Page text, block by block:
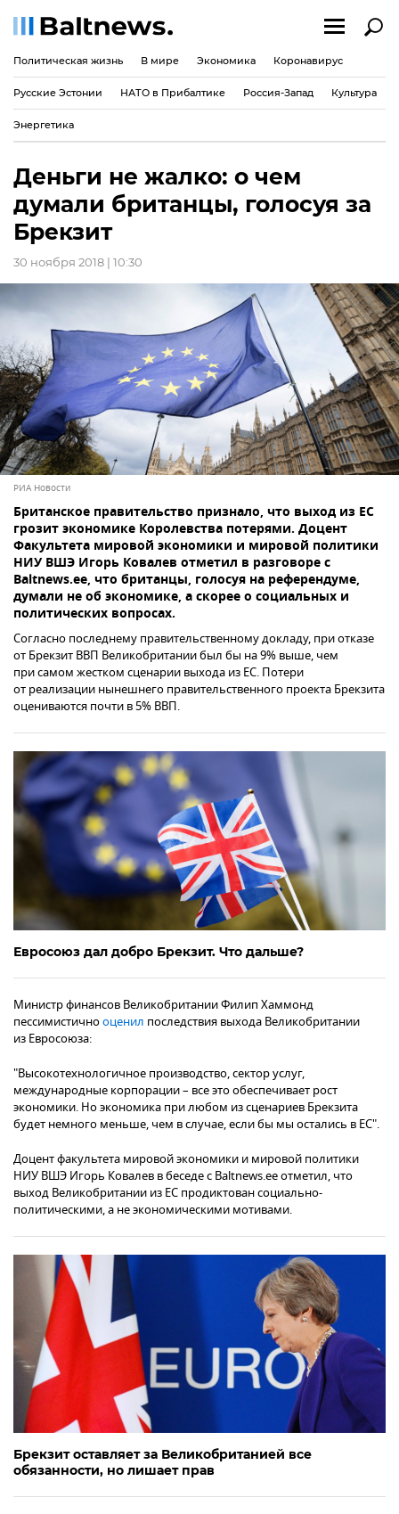
Политическая жизнь В мире Экономика Коронавирус
Русские Эстонии НАТО в Прибалтике Россия-Запад Культура
Энергетика
Деньги не жалко: о чем
думали британцы, голосуя за
Брекзит
30 ноября 2018 | 10:30
РИА Новости
Британское правительство признало, что выход из ЕС
грозит экономике Королевства потерями. Доцент
Факультета мировой экономики и мировой политики
НИУ ВШЭ Игорь Ковалев отметил в разговоре с
Baltnews.ee, что британцы, голосуя на референдуме,
думали не об экономике, а скорее о социальных и
политических вопросах.
Согласно последнему правительственному докладу, при отказе
от Брекзит ВВП Великобритании был бы на 9% выше, чем
при самом жестком сценарии выхода из ЕС. Потери
от реализации нынешнего правительственного проекта Брекзита
оцениваются почти в 5% ВВП.
Евросоюз дал добро Брекзит. Что дальше?
Министр финансов Великобритании Филип Хаммонд
пессимистичнооценил последствия выхода Великобритании
из Евросоюза:
"Высокотехнологичное производство, сектор услуг,
международные корпорации – все это обеспечивает рост
экономики. Но экономика при любом из сценариев Брекзита
будет немного меньше, чем в случае, если бы мы остались в ЕС".
Доцент факультета мировой экономики и мировой политики
НИУ ВШЭ Игорь Ковалев в беседе с Baltnews.ee отметил, что
выход Великобритании из ЕС продиктован социально-
политическими, а не экономическими мотивами.
Брекзит оставляет за Великобританией все
обязанности, но лишает прав